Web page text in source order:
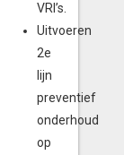
VRI’s.
Uitvoeren
2e
lijn
preventief
onderhoud
op